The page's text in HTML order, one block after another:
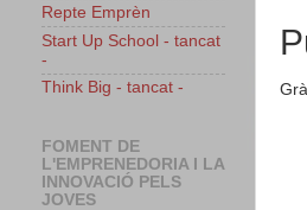
Repte Emprèn
Start Up School - tancat
-
Think Big - tancat -
FOMENT DE
L'EMPRENEDORIA I LA
INNOVACIÓ PELS
JOVES